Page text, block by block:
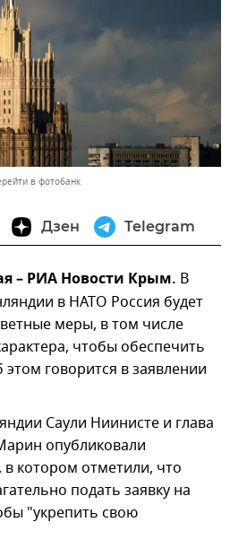
в фотобанк
Дзен Telegram
– РИА Новости Крым. В
в НАТО Россия будет
меры, в том числе
чтобы обеспечить
говорится в заявлении
Саули Ниинисте и глава
опубликовали
в котором отметили, что
подать заявку на
"укрепить свою